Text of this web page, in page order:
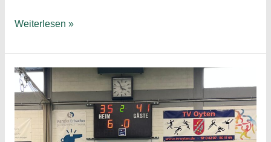
Erfolgreiche
Spielbericht
TuS
Jahn
Hollenstedt
–
1.
Weiterlesen »